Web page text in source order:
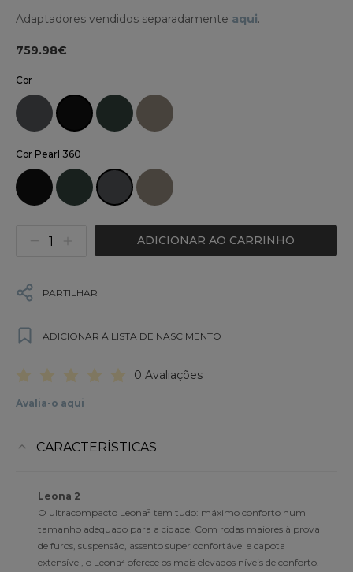
Adaptadores vendidos separadamente aqui.
759.98€
Cor
Cor Pearl 360
ADICIONAR AO CARRINHO
PARTILHAR
ADICIONAR À LISTA DE NASCIMENTO
0 Avaliações
Avalia-o aqui
CARACTERÍSTICAS
Leona 2
O ultracompacto Leona² tem tudo: máximo conforto num
tamanho adequado para a cidade. Com rodas maiores à prova
de furos, suspensão, assento super confortável e capota
extensível, o Leona² oferece os mais elevados níveis de conforto.